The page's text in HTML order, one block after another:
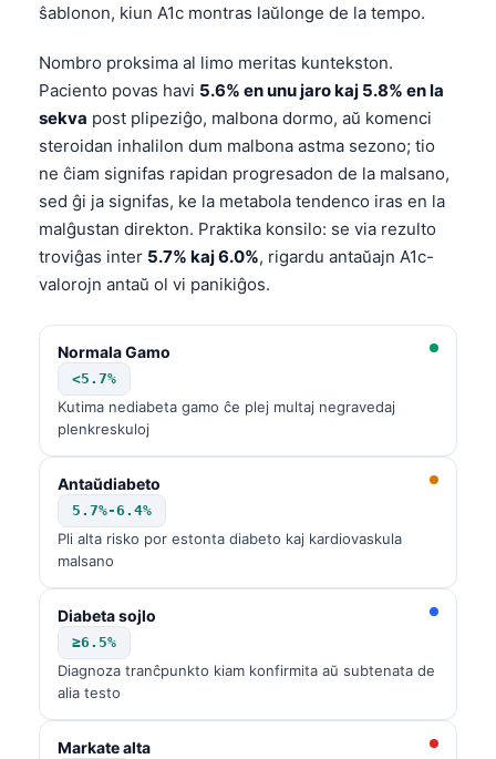
ŝablonon, kiun A1c montras laŭlonge de la tempo.
Nombro proksima al limo meritas kuntekston.
Paciento povas havi 5.6% en unu jaro kaj 5.8% en la
sekva post plipeziĝo, malbona dormo, aŭ komenci
steroidan inhalilon dum malbona astma sezono; tio
ne ĉiam signifas rapidan progresadon de la malsano,
sed ĝi ja signifas, ke la metabola tendenco iras en la
malĝustan direkton. Praktika konsilo: se via rezulto
troviĝas inter 5.7% kaj 6.0%, rigardu antaŭajn A1c-
valorojn antaŭ ol vi panikiĝos.
Normala Gamo
<5.7%
Kutima nediabeta gamo ĉe plej multaj negravedaj
plenkreskuloj
Antaŭdiabeto
5.7%-6.4%
Pli alta risko por estonta diabeto kaj kardiovaskula
malsano
Diabeta sojlo
≥6.5%
Diagnoza tranĉpunkto kiam konfirmita aŭ subtenata de
alia testo
Markate alta